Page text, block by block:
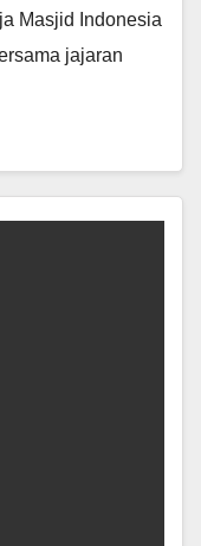
Masjid Indonesia
jajaran